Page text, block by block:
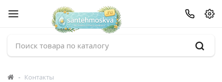
Контакты